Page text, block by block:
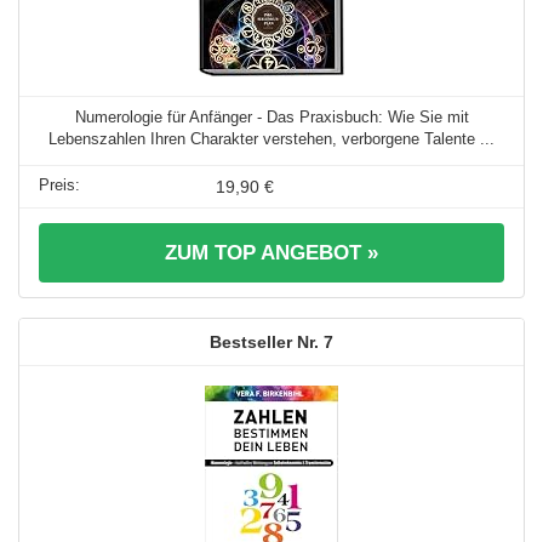
Numerologie für Anfänger - Das Praxisbuch: Wie Sie mit
Lebenszahlen Ihren Charakter verstehen, verborgene Talente ...
19,90 €
ZUM TOP ANGEBOT »
7